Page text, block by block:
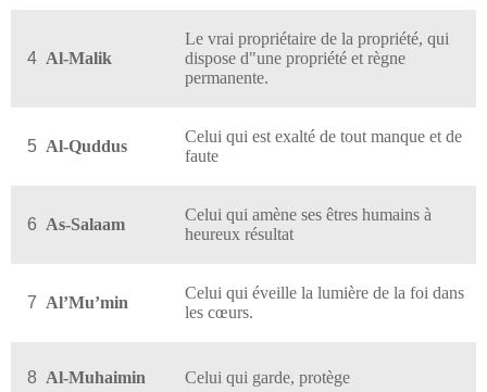
4 Al-Malik
Le vrai propriétaire de la propriété, qui
dispose d"une propriété et règne
permanente.
5 Al-Quddus
Celui qui est exalté de tout manque et de
faute
6 As-Salaam
Celui qui amène ses êtres humains à
heureux résultat
7 Al’Mu’min
Celui qui éveille la lumière de la foi dans
les cœurs.
8 Al-Muhaimin Celui qui garde, protège